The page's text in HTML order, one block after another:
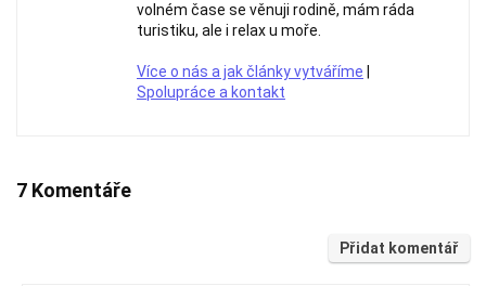
volném čase se věnuji rodině, mám ráda
turistiku, ale i relax u moře.
Více o nás a jak články vytváříme
Spolupráce a kontakt
7 Komentáře
Přidat komentář